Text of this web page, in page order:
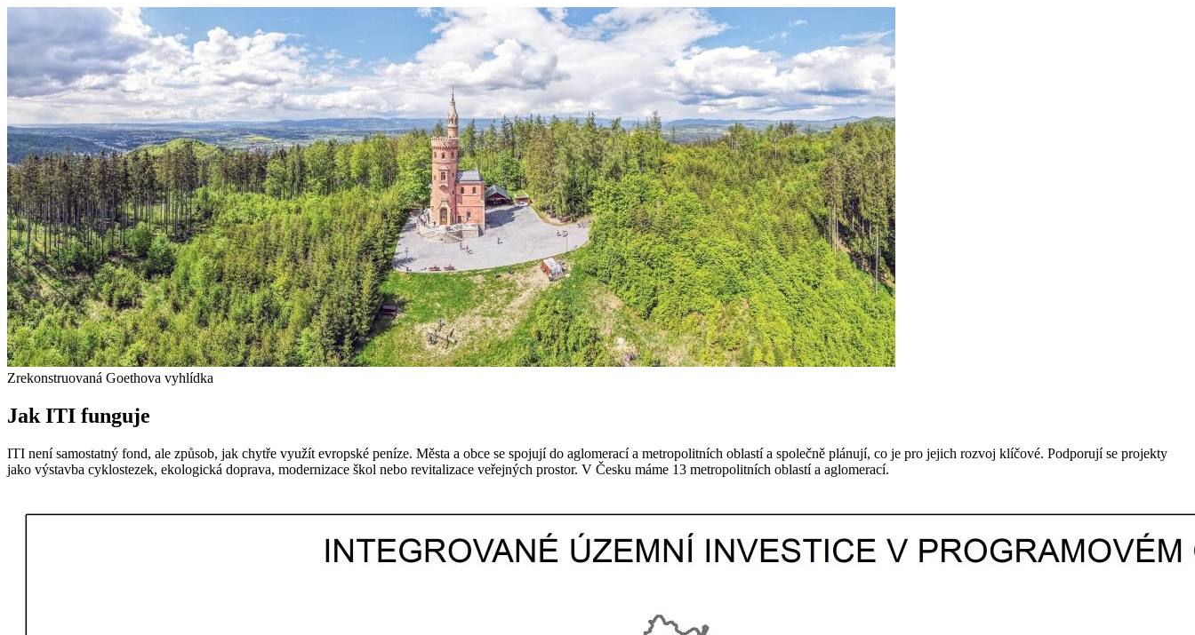
Zrekonstruovaná Goethova vyhlídka
Jak ITI funguje
ITI není samostatný fond, ale způsob, jak chytře využít evropské peníze. Města a obce se spojují do aglomerací a metropolitních oblastí a společně plánují, co je pro jejich rozvoj klíčové. Podporují se projekty
jako výstavba cyklostezek, ekologická doprava, modernizace škol nebo revitalizace veřejných prostor. V Česku máme 13 metropolitních oblastí a aglomerací.